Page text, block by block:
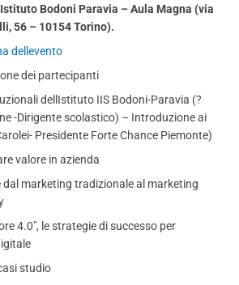
Bodoni Paravia – Aula Magna (via
56 – 10154 Torino).
dellevento
dei partecipanti
dellIstituto IIS Bodoni-Paravia (?
-Dirigente scolastico) – Introduzione ai
Presidente Forte Chance Piemonte)
valore in azienda
dal marketing tradizionale al marketing
4.0″, le strategie di successo per
studio